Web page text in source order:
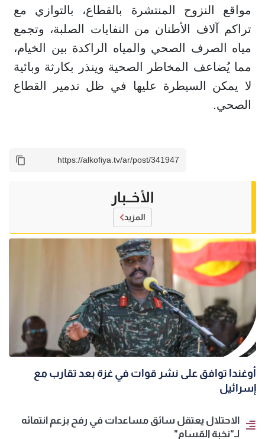
مواقع النزوح المنتشرة بالقطاع، بالتوازي مع
تراكم آلاف الأطنان من النفايات الصلبة، وتجمع
مياه الصرف الصحي والمياه الراكدة بين الخيام،
مما يُضاعف المخاطر الصحية وينذر بكارثة وبائية
لا يمكن السيطرة عليها في ظل تدمير القطاع
الصحي.
الأخــبار
المزيد
أوغندا توافق على نشر قوات في غزة بعد تقارب مع
إسرائيل
الاحتلال يعتقل سائق مساعدات في رفح بزعم انتمائه
لـ"نخبة القسام"